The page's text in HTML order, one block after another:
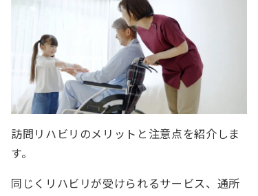
訪問リハビリのメリットと注意点を紹介しま
す。
同じくリハビリが受けられるサービス、通所